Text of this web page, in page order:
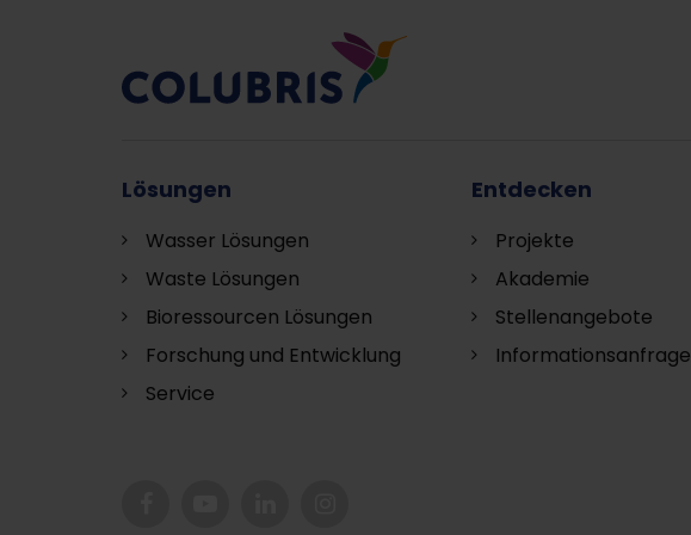
Lösungen
Wasser Lösungen
Waste Lösungen
Bioressourcen Lösungen
Forschung und Entwicklung
Service
Entdecken
Projekte
Akademie
Stellenangebote
Informationsanfrage